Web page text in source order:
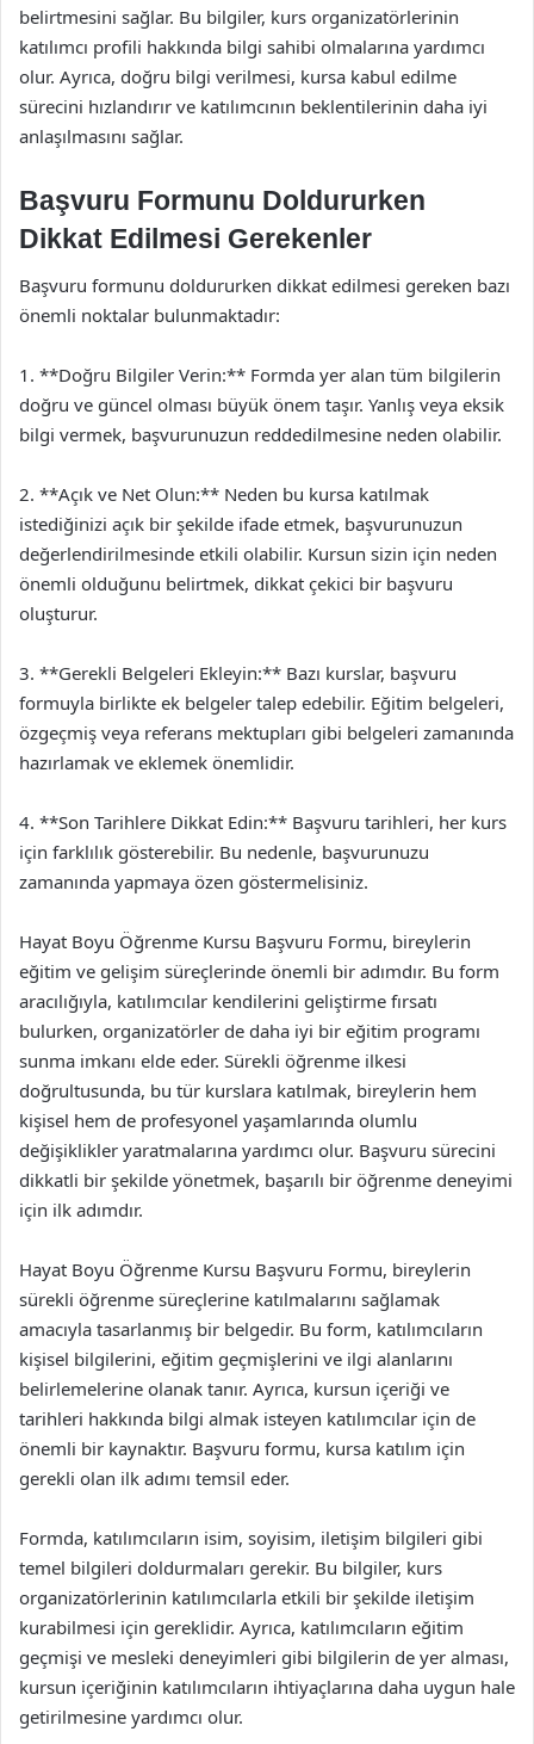
belirtmesini sağlar. Bu bilgiler, kurs organizatörlerinin
katılımcı profili hakkında bilgi sahibi olmalarına yardımcı
olur. Ayrıca, doğru bilgi verilmesi, kursa kabul edilme
sürecini hızlandırır ve katılımcının beklentilerinin daha iyi
anlaşılmasını sağlar.
Başvuru Formunu Doldururken
Dikkat Edilmesi Gerekenler
Başvuru formunu doldururken dikkat edilmesi gereken bazı
önemli noktalar bulunmaktadır:
1. **Doğru Bilgiler Verin:** Formda yer alan tüm bilgilerin
doğru ve güncel olması büyük önem taşır. Yanlış veya eksik
bilgi vermek, başvurunuzun reddedilmesine neden olabilir.
2. **Açık ve Net Olun:** Neden bu kursa katılmak
istediğinizi açık bir şekilde ifade etmek, başvurunuzun
değerlendirilmesinde etkili olabilir. Kursun sizin için neden
önemli olduğunu belirtmek, dikkat çekici bir başvuru
oluşturur.
3. **Gerekli Belgeleri Ekleyin:** Bazı kurslar, başvuru
formuyla birlikte ek belgeler talep edebilir. Eğitim belgeleri,
özgeçmiş veya referans mektupları gibi belgeleri zamanında
hazırlamak ve eklemek önemlidir.
4. **Son Tarihlere Dikkat Edin:** Başvuru tarihleri, her kurs
için farklılık gösterebilir. Bu nedenle, başvurunuzu
zamanında yapmaya özen göstermelisiniz.
Hayat Boyu Öğrenme Kursu Başvuru Formu, bireylerin
eğitim ve gelişim süreçlerinde önemli bir adımdır. Bu form
aracılığıyla, katılımcılar kendilerini geliştirme fırsatı
bulurken, organizatörler de daha iyi bir eğitim programı
sunma imkanı elde eder. Sürekli öğrenme ilkesi
doğrultusunda, bu tür kurslara katılmak, bireylerin hem
kişisel hem de profesyonel yaşamlarında olumlu
değişiklikler yaratmalarına yardımcı olur. Başvuru sürecini
dikkatli bir şekilde yönetmek, başarılı bir öğrenme deneyimi
için ilk adımdır.
Hayat Boyu Öğrenme Kursu Başvuru Formu, bireylerin
sürekli öğrenme süreçlerine katılmalarını sağlamak
amacıyla tasarlanmış bir belgedir. Bu form, katılımcıların
kişisel bilgilerini, eğitim geçmişlerini ve ilgi alanlarını
belirlemelerine olanak tanır. Ayrıca, kursun içeriği ve
tarihleri hakkında bilgi almak isteyen katılımcılar için de
önemli bir kaynaktır. Başvuru formu, kursa katılım için
gerekli olan ilk adımı temsil eder.
Formda, katılımcıların isim, soyisim, iletişim bilgileri gibi
temel bilgileri doldurmaları gerekir. Bu bilgiler, kurs
organizatörlerinin katılımcılarla etkili bir şekilde iletişim
kurabilmesi için gereklidir. Ayrıca, katılımcıların eğitim
geçmişi ve mesleki deneyimleri gibi bilgilerin de yer alması,
kursun içeriğinin katılımcıların ihtiyaçlarına daha uygun hale
getirilmesine yardımcı olur.